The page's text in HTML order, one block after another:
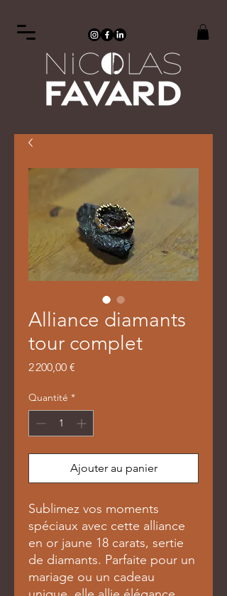
Alliance diamants
tour complet
2 200,00 €
Quantité *
Ajouter au panier
Sublimez vos moments
spéciaux avec cette alliance
en or jaune 18 carats, sertie
de diamants. Parfaite pour un
mariage ou un cadeau